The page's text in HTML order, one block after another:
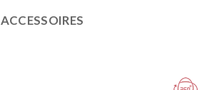
ACCESSOIRES